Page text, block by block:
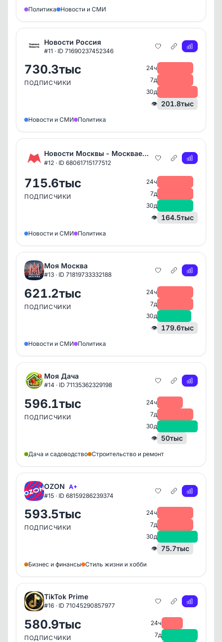
Политика Новости и СМИ
Новости Россия
#11 · ID 71690237452346
730.3тыс
ПОДПИСЧИКИ
24ч
7д
30д
👁 201.8тыс
Новости и СМИ Политика
Новости Москвы - Москваер
A+
#12 · ID 68061715177512
715.6тыс
ПОДПИСЧИКИ
24ч
7д
30д
👁 164.5тыс
Новости и СМИ Политика
Моя Москва
#13 · ID 71819733332188
621.2тыс
ПОДПИСЧИКИ
24ч
7д
30д
👁 179.6тыс
Новости и СМИ Политика
Моя Дача
#14 · ID 71135362329198
596.1тыс
ПОДПИСЧИКИ
24ч
7д
30д
👁 50тыс
Дача и садоводство Строительство и ремонт
OZON A+
#15 · ID 68159286239374
593.5тыс
ПОДПИСЧИКИ
24ч
7д
30д
👁 75.7тыс
Бизнес и финансы Стиль жизни и хобби
TikTok Prime
#16 · ID 71045290857977
580.9тыс
ПОДПИСЧИКИ
24ч
7д